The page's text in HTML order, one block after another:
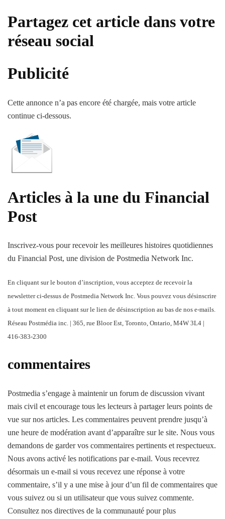
Partagez cet article dans votre
réseau social
Publicité
Cette annonce n’a pas encore été chargée, mais votre article
continue ci-dessous.
Articles à la une du Financial
Post
Inscrivez-vous pour recevoir les meilleures histoires quotidiennes
du Financial Post, une division de Postmedia Network Inc.
En cliquant sur le bouton d’inscription, vous acceptez de recevoir la
newsletter ci-dessus de Postmedia Network Inc. Vous pouvez vous désinscrire
à tout moment en cliquant sur le lien de désinscription au bas de nos e-mails.
Réseau Postmédia inc. | 365, rue Bloor Est, Toronto, Ontario, M4W 3L4 |
416-383-2300
commentaires
Postmedia s’engage à maintenir un forum de discussion vivant
mais civil et encourage tous les lecteurs à partager leurs points de
vue sur nos articles. Les commentaires peuvent prendre jusqu’à
une heure de modération avant d’apparaître sur le site. Nous vous
demandons de garder vos commentaires pertinents et respectueux.
Nous avons activé les notifications par e-mail. Vous recevrez
désormais un e-mail si vous recevez une réponse à votre
commentaire, s’il y a une mise à jour d’un fil de commentaires que
vous suivez ou si un utilisateur que vous suivez commente.
Consultez nos directives de la communauté pour plus